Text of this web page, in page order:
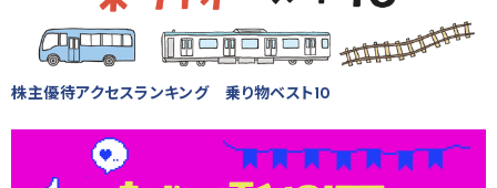
株主優待アクセスランキング 乗り物ベスト10